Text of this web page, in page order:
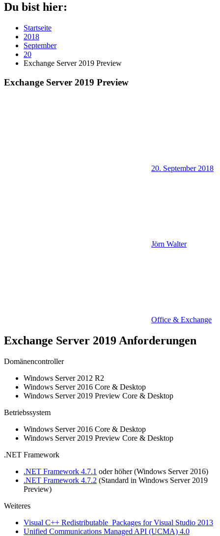
Du bist hier:
Startseite
2018
September
20
Exchange Server 2019 Preview
Exchange Server 2019 Preview
20. September 2018
Jörn Walter
Office & Exchange
Exchange Server 2019 Anforderungen
Domänencontroller
Windows Server 2012 R2
Windows Server 2016 Core & Desktop
Windows Server 2019 Preview Core & Desktop
Betriebssystem
Windows Server 2016 Core & Desktop
Windows Server 2019 Preview Core & Desktop
.NET Framework
.NET Framework 4.7.1 oder höher (Windows Server 2016)
.NET Framework 4.7.2 (Standard in Windows Server 2019
Preview)
Weiteres
Visual C++ Redistributable Packages for Visual Studio 2013
Unified Communications Managed API (UCMA) 4.0